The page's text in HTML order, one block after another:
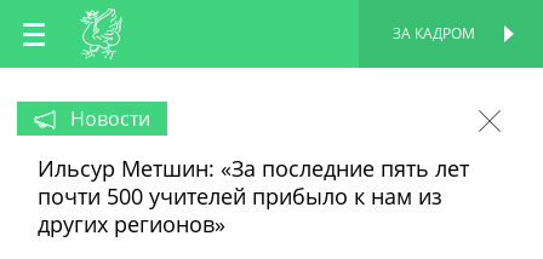
RU
EN
ЗА КАДРОМ
Новости
Ильсур Метшин: «За последние пять лет
почти 500 учителей прибыло к нам из
других регионов»
ПЕРСОНАЛЬНАЯ